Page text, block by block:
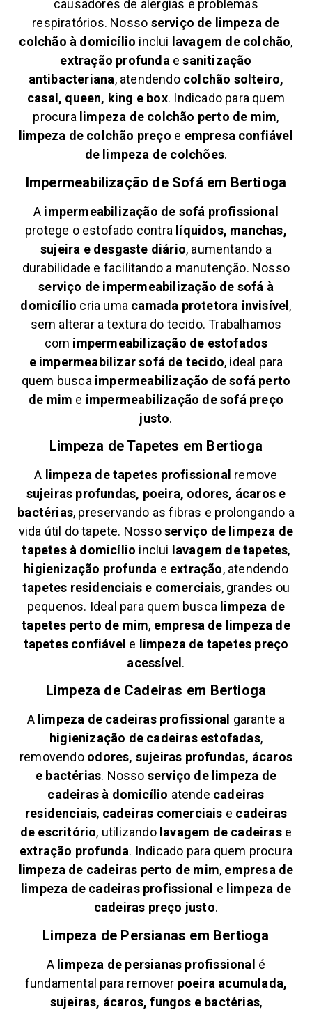
causadores de alergias e problemas
respiratórios. Nosso serviço de limpeza de
colchão à domicílio inclui lavagem de colchão,
extração profunda esanitização
antibacteriana, atendendo colchão solteiro,
casal, queen, king e box. Indicado para quem
procura limpeza de colchão perto de mim,
limpeza de colchão preço e empresa confiável
de limpeza de colchões.
Impermeabilização de Sofá em Bertioga
A impermeabilização de sofá profissional
protege o estofado contra líquidos, manchas,
sujeira e desgaste diário, aumentando a
durabilidade e facilitando a manutenção. Nosso
serviço de impermeabilização de sofá à
domicílio cria uma camada protetora invisível,
sem alterar a textura do tecido. Trabalhamos
com impermeabilização de estofados
e impermeabilizar sofá de tecido, ideal para
quem busca impermeabilização de sofá perto
de mim e impermeabilização de sofá preço
justo.
Limpeza de Tapetes em Bertioga
A limpeza de tapetes profissional remove
sujeiras profundas, poeira, odores, ácaros e
bactérias, preservando as fibras e prolongando a
vida útil do tapete. Nossoserviço de limpeza de
tapetes à domicílio inclui lavagem de tapetes,
higienização profunda e extração, atendendo
tapetes residenciais e comerciais, grandes ou
pequenos. Ideal para quem busca limpeza de
tapetes perto de mim, empresa de limpeza de
tapetes confiável e limpeza de tapetes preço
acessível .
Limpeza de Cadeiras em Bertioga
A limpeza de cadeiras profissional garante a
higienização de cadeiras estofadas,
removendoodores, sujeiras profundas, ácaros
e bactérias. Nosso serviço de limpeza de
cadeiras à domicílio atende cadeiras
residenciais, cadeiras comerciais e cadeiras
de escritório, utilizando lavagem de cadeirase
extração profunda. Indicado para quem procura
limpeza de cadeiras perto de mim, empresa de
limpeza de cadeiras profissional e limpeza de
cadeiras preço justo.
Limpeza de Persianas em Bertioga
A limpeza de persianas profissional é
fundamental para remover poeira acumulada,
sujeiras, ácaros, fungos e bactérias,